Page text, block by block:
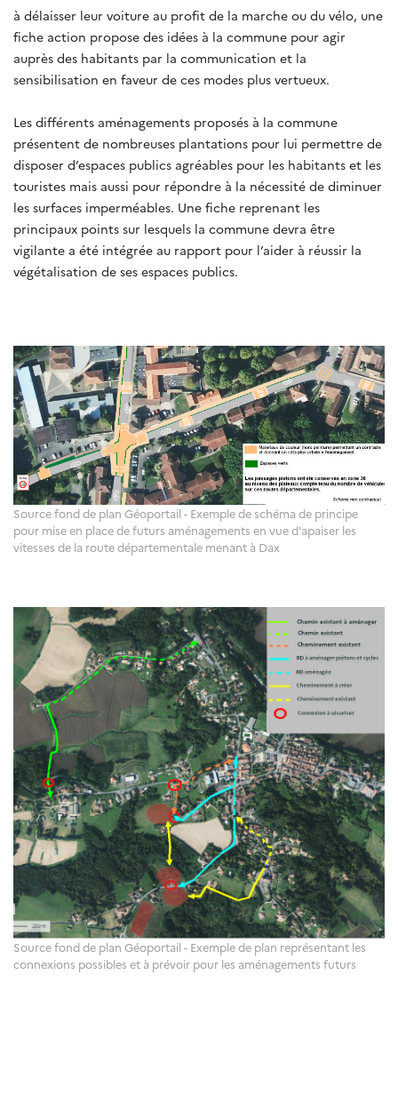
à délaisser leur voiture au profit de la marche ou du vélo, une
fiche action propose des idées à la commune pour agir
auprès des habitants par la communication et la
sensibilisation en faveur de ces modes plus vertueux.
Les différents aménagements proposés à la commune
présentent de nombreuses plantations pour lui permettre de
disposer d’espaces publics agréables pour les habitants et les
touristes mais aussi pour répondre à la nécessité de diminuer
les surfaces imperméables. Une fiche reprenant les
principaux points sur lesquels la commune devra être
vigilante a été intégrée au rapport pour l’aider à réussir la
végétalisation de ses espaces publics.
Source fond de plan Géoportail - Exemple de schéma de principe
pour mise en place de futurs aménagements en vue d'apaiser les
vitesses de la route départementale menant à Dax
Source fond de plan Géoportail - Exemple de plan représentant les
connexions possibles et à prévoir pour les aménagements futurs